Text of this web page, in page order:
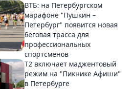
ВТБ: на Петербургском
марафоне "Пушкин –
Петербург" появится новая
беговая трасса для
профессиональных
спортсменов
Т2 включает маджентовый
режим на "Пикнике Афиши"
в Петербурге